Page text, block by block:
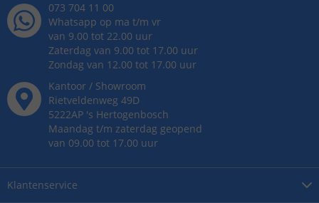
Klantenservice
073 704 11 00
Whatsapp op ma t/m vr
van 9.00 tot 22.00 uur
Zaterdag van 9.00 tot 17.00 uur
Zondag van 12.00 tot 17.00 uur
Kantoor / Showroom
Rietveldenweg 49D
5222AP 's Hertogenbosch
Maandag t/m zaterdag geopend
van 09.00 tot 17.00 uur